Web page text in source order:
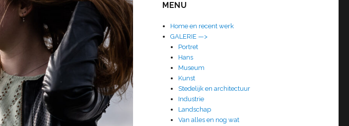
MENU
Home en recent werk
GALERIE —>
Portret
Hans
Museum
Kunst
Stedelijk en architectuur
Industrie
Landschap
Van alles en nog wat